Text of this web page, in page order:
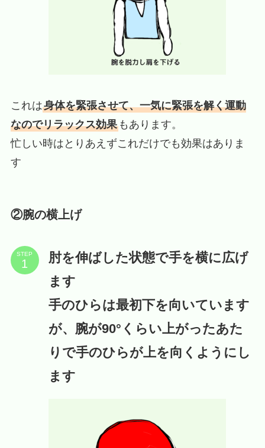
これは身体を緊張させて、一気に緊張を解く運動
なのでリラックス効果もあります。
忙しい時はとりあえずこれだけでも効果はありま
す
②腕の横上げ
STEP
肘を伸ばした状態で手を横に広げ
ます
手のひらは最初下を向いています
が、腕が90°くらい上がったあた
りで手のひらが上を向くようにし
ます